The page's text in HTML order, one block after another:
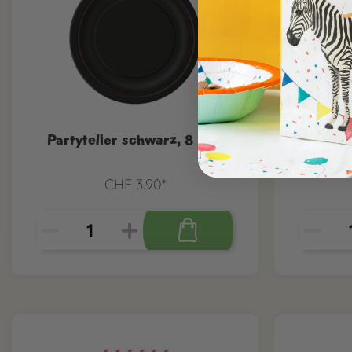
Partyteller schwarz, 8 Stk.
CHF 3.90*